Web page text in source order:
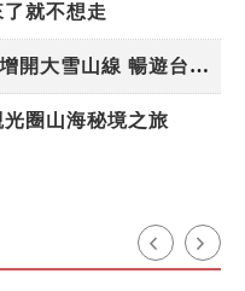
就不想走
台灣好行／新路線！下半年增開大雪山線 暢遊台中更便利
圈山海秘境之旅